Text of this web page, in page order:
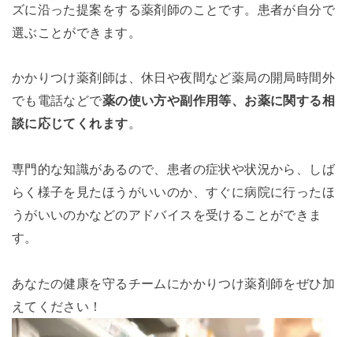
ズに沿った提案をする薬剤師のことです。患者が自分で
選ぶことができます。
かかりつけ薬剤師は、休日や夜間など薬局の開局時間外
でも電話などで薬の使い方や副作用等、お薬に関する相
談に応じてくれます。
専門的な知識があるので、患者の症状や状況から、しば
らく様子を見たほうがいいのか、すぐに病院に行ったほ
うがいいのかなどのアドバイスを受けることができま
す。
あなたの健康を守るチームにかかりつけ薬剤師をぜひ加
えてください！